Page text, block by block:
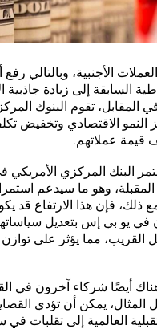
العملات الأجنبية، وبالتالي رفع
السابقة إلى زيادة جاذبية
المقابل، تقوم البنوك
النمو الاقتصادي وتخفيض
قيمة عملاتهم.
البنك المركزي الأمريكي
المقبلة، وهو ما سيدعم
ذلك، فإن هذا الارتفاع قد
يو بي إس بتعديل سياساتها
القريب، مما يؤثر على
أيضًا شركاء آخرون في
المثال، يمكن أن تؤدي
العالمية إلى تقلبات